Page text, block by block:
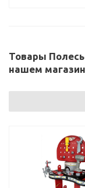
Товары
нашем